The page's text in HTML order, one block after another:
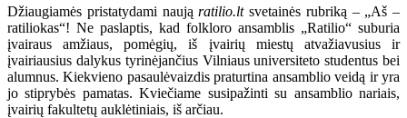
Džiaugiamės pristatydami naująratilio.ltsvetainės rubriką – „Aš –
ratiliokas“! Ne paslaptis, kad folkloro ansamblis „Ratilio“ suburia
įvairaus amžiaus, pomėgių, iš įvairių miestų atvažiavusius ir
įvairiausius dalykus tyrinėjančius Vilniaus universiteto studentus bei
alumnus. Kiekvieno pasaulėvaizdis praturtina ansamblio veidą ir yra
jo stiprybės pamatas. Kviečiame susipažinti su ansamblio nariais,
įvairių fakultetų auklėtiniais, iš arčiau.